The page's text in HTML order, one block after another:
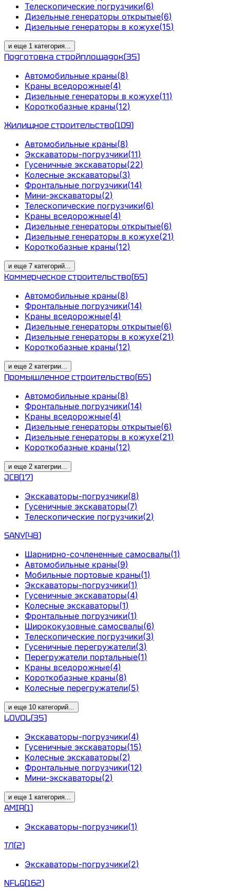
Телескопические погрузчики(6)
Дизельные генераторы открытые(6)
Дизельные генераторы в кожухе(15)
и еще 1 категория...
Подготовка стройплощадок(35)
Автомобильные краны(8)
Краны вседорожные(4)
Дизельные генераторы в кожухе(11)
Короткобазные краны(12)
Жилищное строительство(109)
Автомобильные краны(8)
Экскаваторы-погрузчики(11)
Гусеничные экскаваторы(22)
Колесные экскаваторы(3)
Фронтальные погрузчики(14)
Мини-экскаваторы(2)
Телескопические погрузчики(6)
Краны вседорожные(4)
Дизельные генераторы открытые(6)
Дизельные генераторы в кожухе(21)
Короткобазные краны(12)
и еще 7 категорий...
Коммерческое строительство(65)
Автомобильные краны(8)
Фронтальные погрузчики(14)
Краны вседорожные(4)
Дизельные генераторы открытые(6)
Дизельные генераторы в кожухе(21)
Короткобазные краны(12)
и еще 2 категрии...
Промышленное строительство(65)
Автомобильные краны(8)
Фронтальные погрузчики(14)
Краны вседорожные(4)
Дизельные генераторы открытые(6)
Дизельные генераторы в кожухе(21)
Короткобазные краны(12)
и еще 2 категрии...
JCB(17)
Экскаваторы-погрузчики(8)
Гусеничные экскаваторы(7)
Телескопические погрузчики(2)
SANY(48)
Шарнирно-сочлененные самосвалы(1)
Автомобильные краны(9)
Мобильные портовые краны(1)
Экскаваторы-погрузчики(1)
Гусеничные экскаваторы(4)
Колесные экскаваторы(1)
Фронтальные погрузчики(1)
Ширококузовные самосвалы(6)
Телескопические погрузчики(3)
Гусеничные перегружатели(3)
Перегружатели портальные(1)
Краны вседорожные(4)
Короткобазные краны(8)
Колесные перегружатели(5)
и еще 10 категорий...
LOVOL(35)
Экскаваторы-погрузчики(4)
Гусеничные экскаваторы(15)
Колесные экскаваторы(2)
Фронтальные погрузчики(12)
Мини-экскаваторы(2)
и еще 1 категория...
AMIR(1)
Экскаваторы-погрузчики(1)
ТЛ(2)
Экскаваторы-погрузчики(2)
NFLG(162)